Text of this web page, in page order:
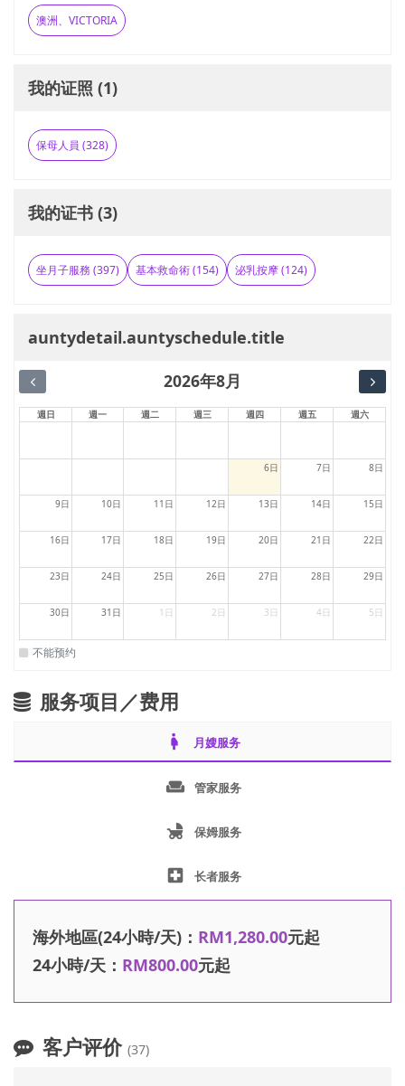
澳洲、VICTORIA
我的证照 (1)
保母人員 (328)
我的证书 (3)
坐月子服務 (397) 基本救命術 (154) 泌乳按摩 (124)
auntydetail.auntyschedule.title
2026年8月
週日 週一 週二 週三 週四 週五 週六
6日 7日 8日
9日 10日 11日 12日 13日 14日 15日
16日 17日 18日 19日 20日 21日 22日
23日 24日 25日 26日 27日 28日 29日
30日 31日 1日 2日 3日 4日 5日
不能预约
服务项目／费用
pregnant_woman 月嫂服务
weekend 管家服务
child_friendly 保姆服务
local_hospital 长者服务
海外地區(24小時/天)： RM1,280.00元起
24小時/天： RM800.00元起
客户评价 (37)